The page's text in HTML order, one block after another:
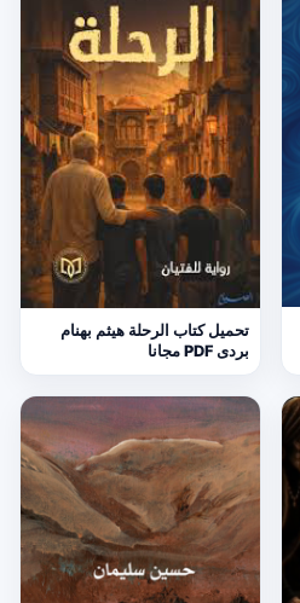
تحميل كتاب الرحلة هيثم بهنام
بردى PDF مجانا